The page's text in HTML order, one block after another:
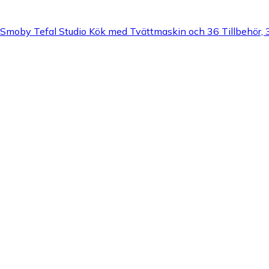
Tefal Studio Kök med Tvättmaskin och 36 Tillbehör,